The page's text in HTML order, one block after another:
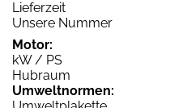
Lieferzeit
Unsere Nummer
Motor:
kW / PS
Hubraum
Umweltnormen: